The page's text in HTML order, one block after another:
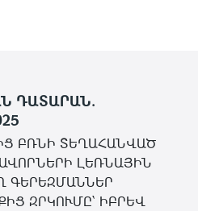
ԴԱՏԱՐԱՆ.
ԲՌՆԻ ՏԵՂԱՀԱՆՎԱԾ
ԼԵՌՆԱՅԻՆ
ԳԵՐԵԶՄԱՆՆԵՐ
ԶՐԿՈՒՄԸ՝ ԻԲՐԵՎ